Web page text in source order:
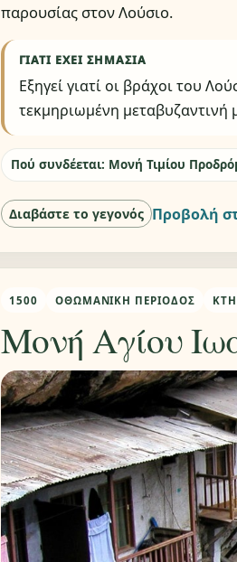
παρουσίας στον Λούσιο.
ΓΙΑΤΊ ΈΧΕΙ ΣΗΜΑΣΊΑ
Εξηγεί γιατί οι βράχοι του
τεκμηριωμένη μεταβυζαντινή
Πού συνδέεται: Μονή Τιμίου
Διαβάστε το γεγονός Προβολή
1500 ΟΘΩΜΑΝΙΚΉ ΠΕΡΊΟΔΟΣ
Μονή Αγίου